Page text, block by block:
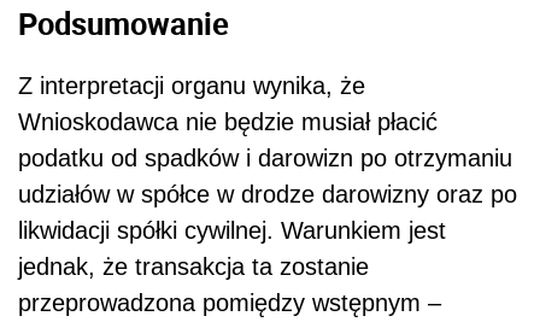
Podsumowanie
Z interpretacji organu wynika, że
Wnioskodawca nie będzie musiał płacić
podatku od spadków i darowizn po otrzymaniu
udziałów w spółce w drodze darowizny oraz po
likwidacji spółki cywilnej. Warunkiem jest
jednak, że transakcja ta zostanie
przeprowadzona pomiędzy wstępnym –